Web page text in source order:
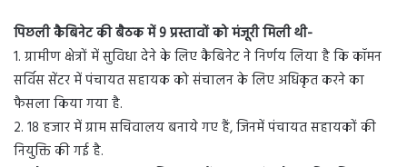
पिछली कैबिनेट की बैठक में 9 प्रस्तावों को मंजूरी मिली थी-
1. ग्रामीण क्षेत्रों में सुविधा देने के लिए कैबिनेट ने निर्णय लिया है कि कॉमन
सर्विस सेंटर में पंचायत सहायक को संचालन के लिए अधिकृत करने का
फैसला किया गया है.
2. 18 हजार में ग्राम सचिवालय बनाये गए हैं, जिनमें पंचायत सहायकों की
नियुक्ति की गई है.